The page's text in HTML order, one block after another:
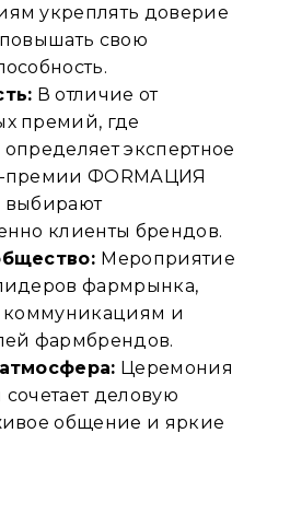
укреплять доверие
свою
В отличие от
премий, где
экспертное
премии ФORMАЦИЯ
выбирают
клиенты брендов.
Мероприятие
фармрынка,
коммуникациям и
фармбрендов.
Церемония
деловую
общение и яркие